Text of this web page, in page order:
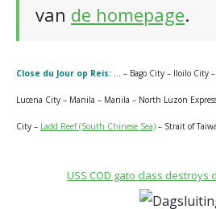
van de homepage.
Close du Jour op Reis: … – Bago City – Iloilo City –
Lucena City – Manila – Manila – North Luzon
City – Ladd Reef (South Chinese Sea) – Strait of
USS COD gato class destroys